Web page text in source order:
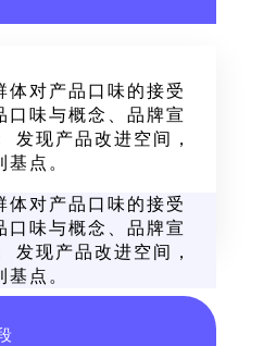
体对产品口味的接受
口味与概念、品牌宣
发现产品改进空间，
点。
体对产品口味的接受
口味与概念、品牌宣
发现产品改进空间，
点。